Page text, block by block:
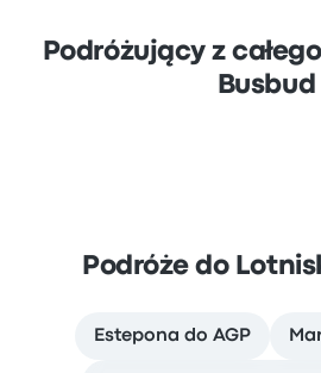
Podróżujący z
Busbud
Podróże do
Estepona do AGP